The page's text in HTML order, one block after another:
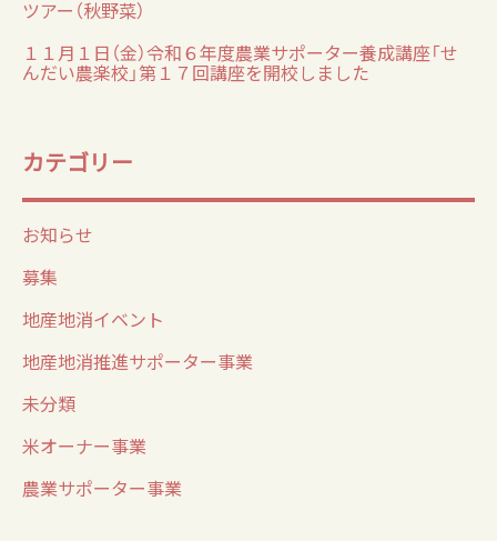
ツアー（秋野菜）
１１月１日（金）令和６年度農業サポーター養成講座「せ
んだい農楽校」第１７回講座を開校しました
カテゴリー
お知らせ
募集
地産地消イベント
地産地消推進サポーター事業
未分類
米オーナー事業
農業サポーター事業